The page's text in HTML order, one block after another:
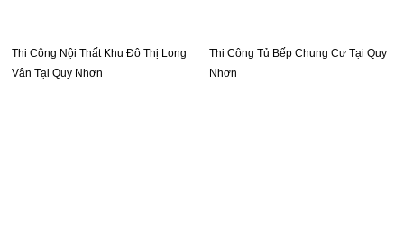
Thi Công Nội Thất Khu Đô Thị Long
Vân Tại Quy Nhơn
Thi Công Tủ Bếp Chung Cư Tại Quy
Nhơn